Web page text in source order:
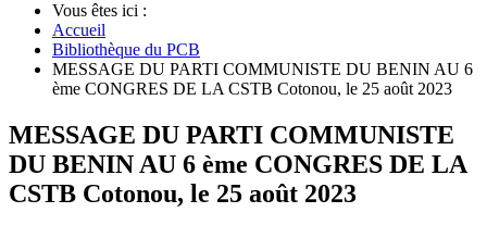
Vous êtes ici :
Accueil
Bibliothèque du PCB
MESSAGE DU PARTI COMMUNISTE DU BENIN AU 6
ème CONGRES DE LA CSTB Cotonou, le 25 août 2023
MESSAGE DU PARTI COMMUNISTE
DU BENIN AU 6 ème CONGRES DE LA
CSTB Cotonou, le 25 août 2023